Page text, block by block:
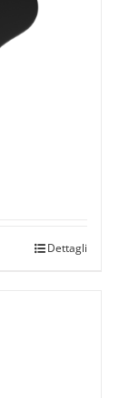
Dettagli